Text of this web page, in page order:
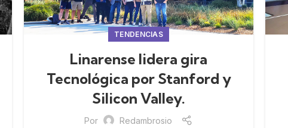
TENDENCIAS
Linarense lidera gira
Tecnológica por Stanford y
Silicon Valley.
Por Redambrosio